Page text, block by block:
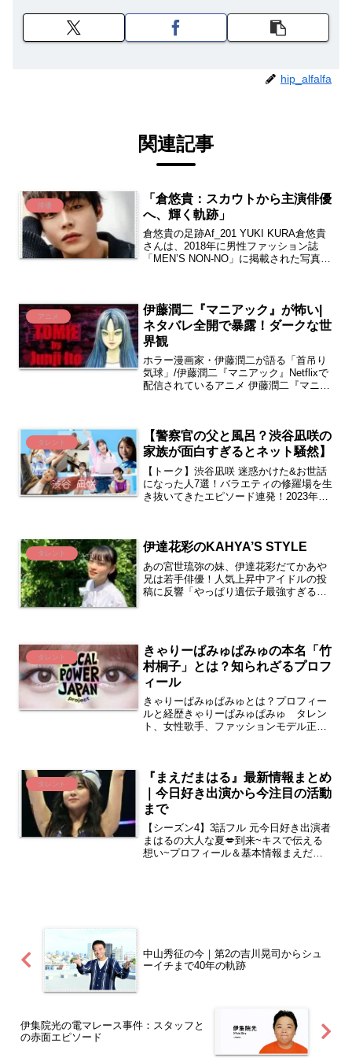
hip_alfalfa
関連記事
俳優
「倉悠貴：スカウトから主演俳優
へ、輝く軌跡」
倉悠貴の足跡Af_201 YUKI KURA倉悠貴
さんは、2018年に男性ファッション誌
「MEN’S NON-NO」に掲載された写真を
アニメ
伊藤潤二『マニアック』が怖い|
ネタバレ全開で暴露！ダークな世
界観
ホラー漫画家・伊藤潤二が語る「首吊り
気球」/伊藤潤二『マニアック』Netflixで
配信されているアニメ 伊藤潤二『マニア
タレント
【警察官の父と風呂？渋谷凪咲の
家族が面白すぎるとネット騒然】
【トーク】渋谷凪咲 迷惑かけた&お世話
になった人7選！バラエティの修羅場を生
き抜いてきたエピソード連発！2023年末
女の快進...
タレント 伊達花彩のKAHYA’S STYLE
あの宮世琉弥の妹、伊達花彩だてかあや
兄は若手俳優！人気上昇中アイドルの投
稿に反響「やっぱり遺伝子最強すぎる」
タレント
きゃりーぱみゅぱみゅの本名「竹
村桐子」とは？知られざるプロフ
ィール
きゃりーぱみゅぱみゅとは？プロフィー
ルと経歴きゃりーぱみゅぱみゅ タレン
ト、女性歌手、ファッションモデル正式
日 (年齢 3...
タレント
『まえだまはる』最新情報まとめ
｜今日好き出演から今注目の活動
まで
【シーズン4】3話フル 元今日好き出演者
まはるの大人な夏💋到来~キスで伝える
想い~プロフィール＆基本情報まえだま
中山秀征の今｜第2の吉川晃司からシュ
ーイチまで40年の軌跡
伊集院光の電マレース事件：スタッフと
の赤面エピソード